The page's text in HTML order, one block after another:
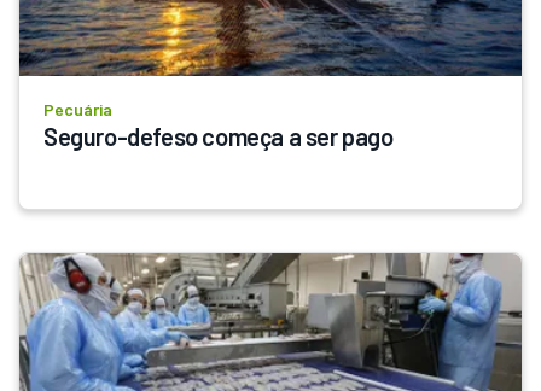
Pecuária
Seguro-defeso começa a ser pago